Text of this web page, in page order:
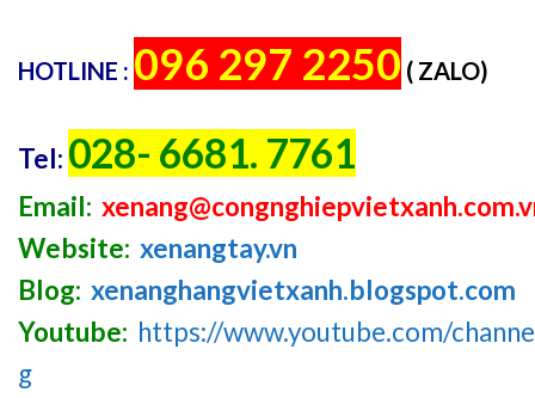
HOTLINE : 096 297 2250 ( ZALO)
Tel: 028- 6681. 7761
Email:
Website: xenangtay.vn
Blog: xenanghangvietxanh.blogspot.com
Youtube: https://www.youtube.com/
g